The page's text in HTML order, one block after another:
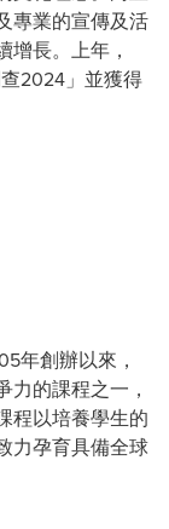
專業的宣傳及活
長。上年，
2024」並獲得
年創辦以來，
的課程之一，
程以培養學生的
力孕育具備全球